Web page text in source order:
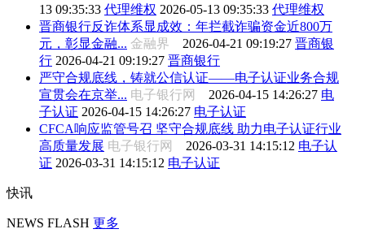
13 09:35:33 代理维权 2026-05-13 09:35:33 代理维权
晋商银行反诈体系显成效：年拦截诈骗资金近800万
元，彰显金融... 金融界 2026-04-21 09:19:27 晋商银
行 2026-04-21 09:19:27 晋商银行
严守合规底线，铸就公信认证——电子认证业务合规
宣贯会在京举... 电子银行网 2026-04-15 14:26:27 电
子认证 2026-04-15 14:26:27 电子认证
CFCA响应监管号召 坚守合规底线 助力电子认证行业
高质量发展 电子银行网 2026-03-31 14:15:12 电子认
证 2026-03-31 14:15:12 电子认证
快讯
NEWS FLASH 更多